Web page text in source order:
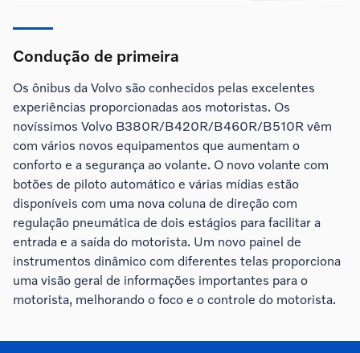
Condução de primeira
Os ônibus da Volvo são conhecidos pelas excelentes
experiências proporcionadas aos motoristas. Os
novíssimos Volvo B380R/B420R/B460R/B510R vêm
com vários novos equipamentos que aumentam o
conforto e a segurança ao volante. O novo volante com
botões de piloto automático e várias mídias estão
disponíveis com uma nova coluna de direção com
regulação pneumática de dois estágios para facilitar a
entrada e a saída do motorista. Um novo painel de
instrumentos dinâmico com diferentes telas proporciona
uma visão geral de informações importantes para o
motorista, melhorando o foco e o controle do motorista.